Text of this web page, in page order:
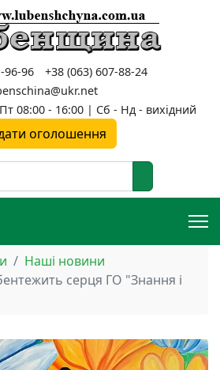
96-96
+38 (063) 607-88-24
08:00 - 16:00 | Сб - Нд - вихідний
оголошення
Наші новини
серця ГО "Знання і